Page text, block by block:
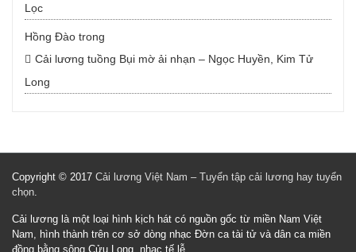
Lọc
Hồng Đào trong
Cải lương tuồng Bụi mờ ải nhạn – Ngọc Huyền, Kim Tử
Long
Copyright © 2017 Cải lương Việt Nam – Tuyển tập cải lương hay tuyển
chọn.
Cải lương là một loại hình kịch hát có nguồn gốc từ miền Nam Việt
Nam, hình thành trên cơ sở dòng nhạc Đờn ca tài tử và dân ca miền
đồng bằng sông Cửu Long, nhạc tế lễ.